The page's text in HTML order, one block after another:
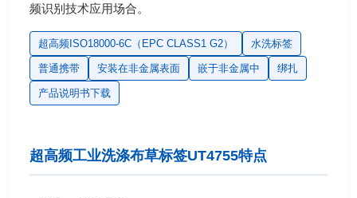
频识别技术应用场合。
超高频ISO18000-6C（EPC CLASS1 G2） 水洗标签
普通携带 安装在非金属表面 嵌于非金属中 绑扎
产品说明书下载
超高频工业洗涤布草标签UT4755特点